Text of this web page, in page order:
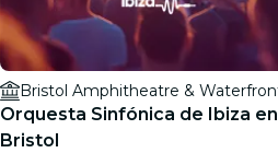
Orquesta Sinfónica de Ibiza en
Bristol